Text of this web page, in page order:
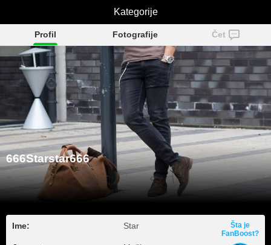
666Starstar666
Profil Fotografije Čet
666Starstar666
Ime: Star
Šta je
FanBoost?
Kategorije